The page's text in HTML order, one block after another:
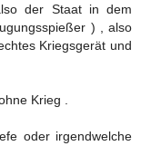
der Staat in dem
) , also
Kriegsgerät und
Krieg .
oder irgendwelche